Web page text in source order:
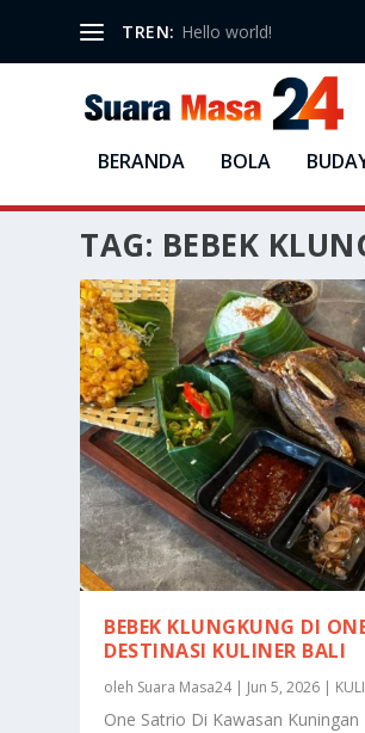
TREN: Hello world!
BERANDA BOLA
TAG: BEBEK
BEBEK KLUNGKUNG DI
DESTINASI KULINER BALI
oleh Suara Masa24| Jun 5, 2026 |
One Satrio Di Kawasan